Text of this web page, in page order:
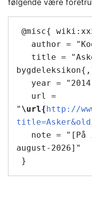
følgende være
" \url{http://
august-2026]"